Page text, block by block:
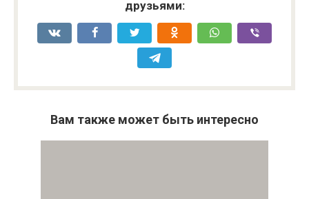
друзьями:
Вам также может быть интересно